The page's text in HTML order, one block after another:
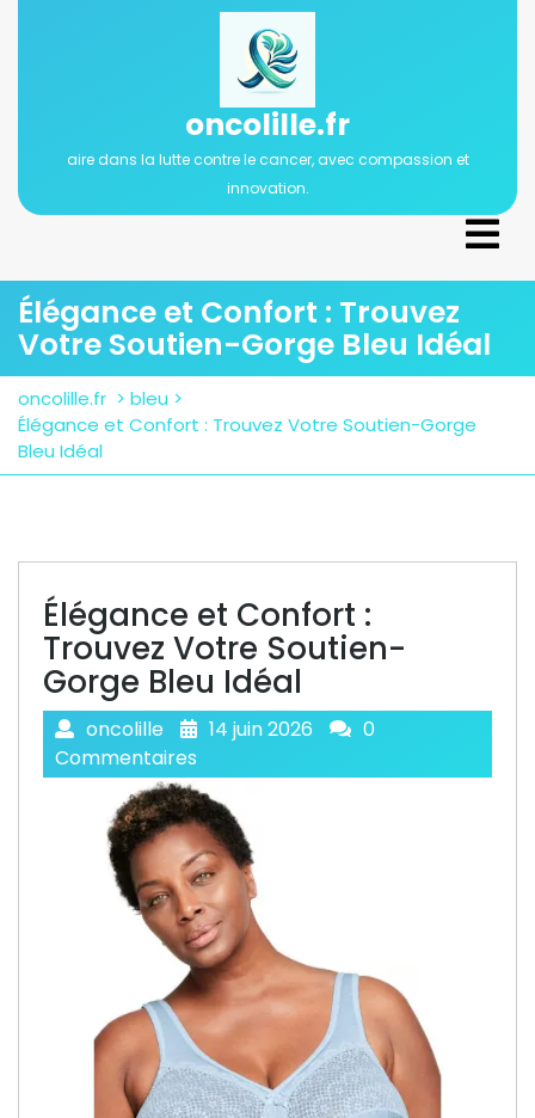
oncolille.fr
aire dans la lutte contre le cancer, avec compassion et
innovation.
Élégance et Confort : Trouvez
Votre Soutien-Gorge Bleu Idéal
oncolille.fr > bleu >
Élégance et Confort : Trouvez Votre Soutien-Gorge
Bleu Idéal
Élégance et Confort :
Trouvez Votre Soutien-
Gorge Bleu Idéal
oncolille 14 juin 2026
0
Commentaires